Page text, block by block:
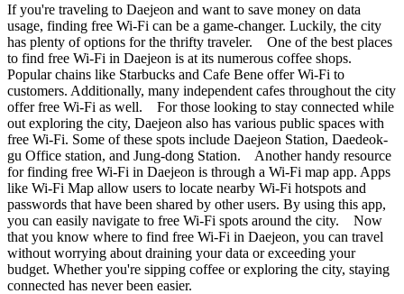
If you're traveling to Daejeon and want to save money on data
usage, finding free Wi-Fi can be a game-changer. Luckily, the city
has plenty of options for the thrifty traveler. One of the best places
to find free Wi-Fi in Daejeon is at its numerous coffee shops.
Popular chains like Starbucks and Cafe Bene offer Wi-Fi to
customers. Additionally, many independent cafes throughout the city
offer free Wi-Fi as well. For those looking to stay connected while
out exploring the city, Daejeon also has various public spaces with
free Wi-Fi. Some of these spots include Daejeon Station, Daedeok-
gu Office station, and Jung-dong Station. Another handy resource
for finding free Wi-Fi in Daejeon is through a Wi-Fi map app. Apps
like Wi-Fi Map allow users to locate nearby Wi-Fi hotspots and
passwords that have been shared by other users. By using this app,
you can easily navigate to free Wi-Fi spots around the city. Now
that you know where to find free Wi-Fi in Daejeon, you can travel
without worrying about draining your data or exceeding your
budget. Whether you're sipping coffee or exploring the city, staying
connected has never been easier.